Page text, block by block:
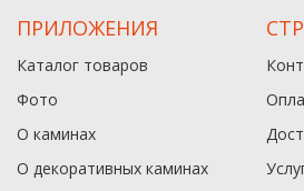
ПРИЛОЖЕНИЯ
Каталог товаров
Фото
О каминах
О декоративных каминах